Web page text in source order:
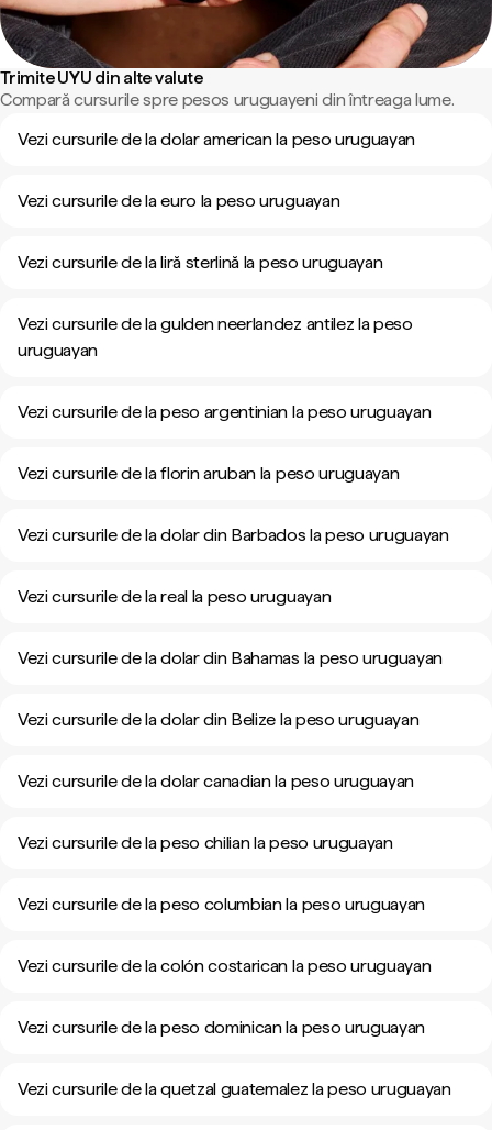
Trimite UYU din alte valute
Compară cursurile spre pesos uruguayeni din întreaga lume.
Vezi cursurile de la dolar american la peso uruguayan
Vezi cursurile de la euro la peso uruguayan
Vezi cursurile de la liră sterlină la peso uruguayan
Vezi cursurile de la gulden neerlandez antilez la peso
uruguayan
Vezi cursurile de la peso argentinian la peso uruguayan
Vezi cursurile de la florin aruban la peso uruguayan
Vezi cursurile de la dolar din Barbados la peso uruguayan
Vezi cursurile de la real la peso uruguayan
Vezi cursurile de la dolar din Bahamas la peso uruguayan
Vezi cursurile de la dolar din Belize la peso uruguayan
Vezi cursurile de la dolar canadian la peso uruguayan
Vezi cursurile de la peso chilian la peso uruguayan
Vezi cursurile de la peso columbian la peso uruguayan
Vezi cursurile de la colón costarican la peso uruguayan
Vezi cursurile de la peso dominican la peso uruguayan
Vezi cursurile de la quetzal guatemalez la peso uruguayan